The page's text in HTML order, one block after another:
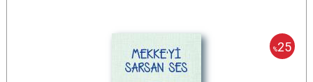
%25